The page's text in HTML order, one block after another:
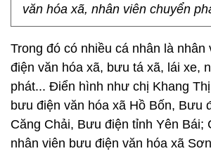
văn hóa xã, nhân viên chuyển
Trong đó có nhiều cá nhân là nhân
điện văn hóa xã, bưu tá xã, lái xe,
phát... Điển hình như chị Khang
bưu điện văn hóa xã Hồ Bốn, Bưu
Căng Chải, Bưu điện tỉnh Yên Bái;
nhân viên bưu điện văn hóa xã